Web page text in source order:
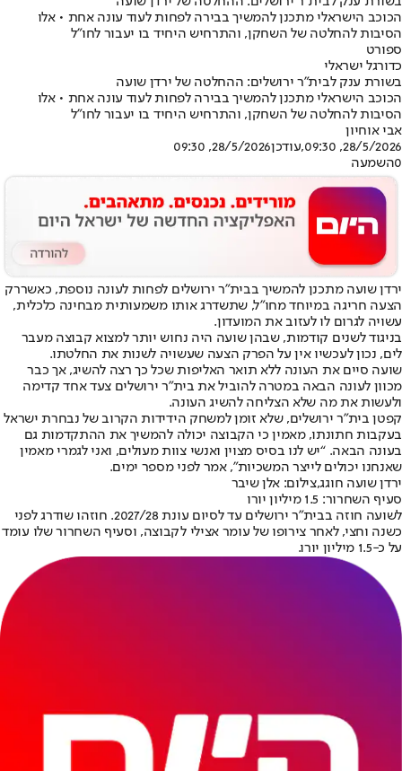
הכוכב הישראלי מתכנן להמשיך בבירה לפחות לעוד עונה אחת • אלו
הסיבות להחלטה של השחקן, והתרחיש היחיד בו יעבור לחו"ל
ספורט
כדורגל ישראלי
בשורת ענק לבית"ר ירושלים: ההחלטה של ירדן שועה
הכוכב הישראלי מתכנן להמשיך בבירה לפחות לעוד עונה אחת • אלו
הסיבות להחלטה של השחקן, והתרחיש היחיד בו יעבור לחו"ל
אבי אוחיון
28/5/2026, 09:30
,עודכן28/5/2026, 09:30
0השמעה
ירדן שועה מתכנן להמשיך בבית״ר ירושלים לפחות לעונה נוספת, כאשררק
הצעה חריגה במיוחד מחו״ל, שתשדרג אותו משמעותית מבחינה כלכלית,
עשויה לגרום לו לעזוב את המועדון.
בניגוד לשנים קודמות, שבהן שועה היה נחוש יותר למצוא קבוצה מעבר
לים, נכון לעכשיו אין על הפרק הצעה שעשויה לשנות את החלטתו.
שועה סיים את העונה ללא תואר האליפות שכל כך רצה להשיג, אך כבר
מכוון לעונה הבאה במטרה להוביל את בית״ר ירושלים צעד אחד קדימה
ולעשות את מה שלא הצליחה להשיג העונה.
קפטן בית״ר ירושלים, שלא זומן למשחק הידידות הקרוב של נבחרת ישראל
בעקבות חתונתו, מאמין כי הקבוצה יכולה להמשיך את ההתקדמות גם
בעונה הבאה. “יש לנו בסיס מצוין ואנשי צוות מעולים, ואני לגמרי מאמין
שאנחנו יכולים לייצר המשכיות”, אמר לפני מספר ימים.
ירדן שועה חוגג,צילום: אלן שיבר
סעיף השחרור: 1.5 מיליון יורו
לשועה חוזה בבית״ר ירושלים עד לסיום עונת 2027/28. חוזהו שודרג לפני
כשנה וחצי, לאחר צירופו של עומר אצילי לקבוצה, וסעיף השחרור שלו עומד
על כ-1.5 מיליון יורו.